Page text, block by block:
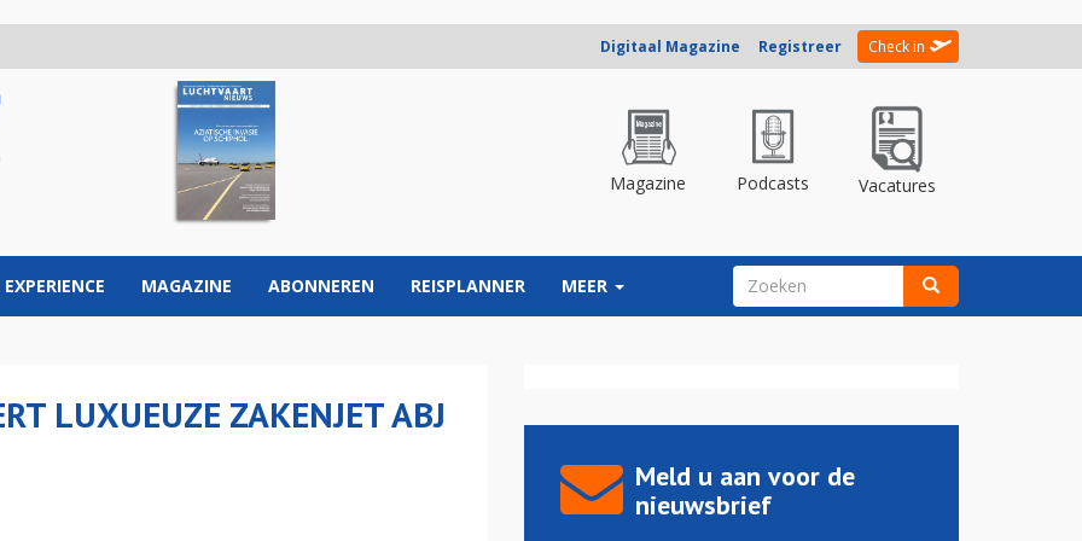
Digitaal Magazine Registreer Check in
Magazine Podcasts Vacatures
EXPERIENCE MAGAZINE ABONNEREN REISPLANNER MEER ZOEKVELD
LUXUEUZE ZAKENJET ABJ
Meld u aan voor de
nieuwsbrief